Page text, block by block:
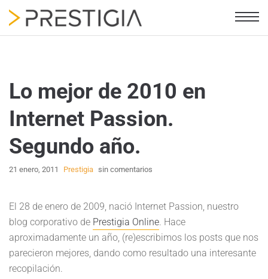
Lo mejor de 2010 en
Internet Passion.
Segundo año.
21 enero, 2011 Prestigia sin comentarios
El 28 de enero de 2009, nació Internet Passion, nuestro
blog corporativo de Prestigia Online. Hace
aproximadamente un año, (re)escribimos los posts que nos
parecieron mejores, dando como resultado una interesante
recopilación.